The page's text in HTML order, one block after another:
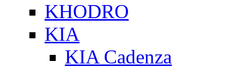
KHODRO
KIA
KIA Cadenza